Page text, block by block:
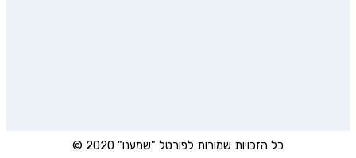
כל הזכויות שמורות לפורטל "שמענו" 2020 ©